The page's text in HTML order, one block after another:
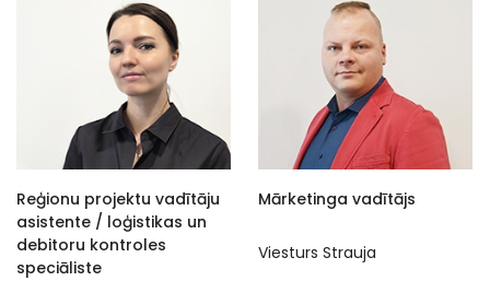
Reģionu projektu vadītāju
asistente / loģistikas un
debitoru kontroles
speciāliste
Mārketinga vadītājs
Viesturs Strauja